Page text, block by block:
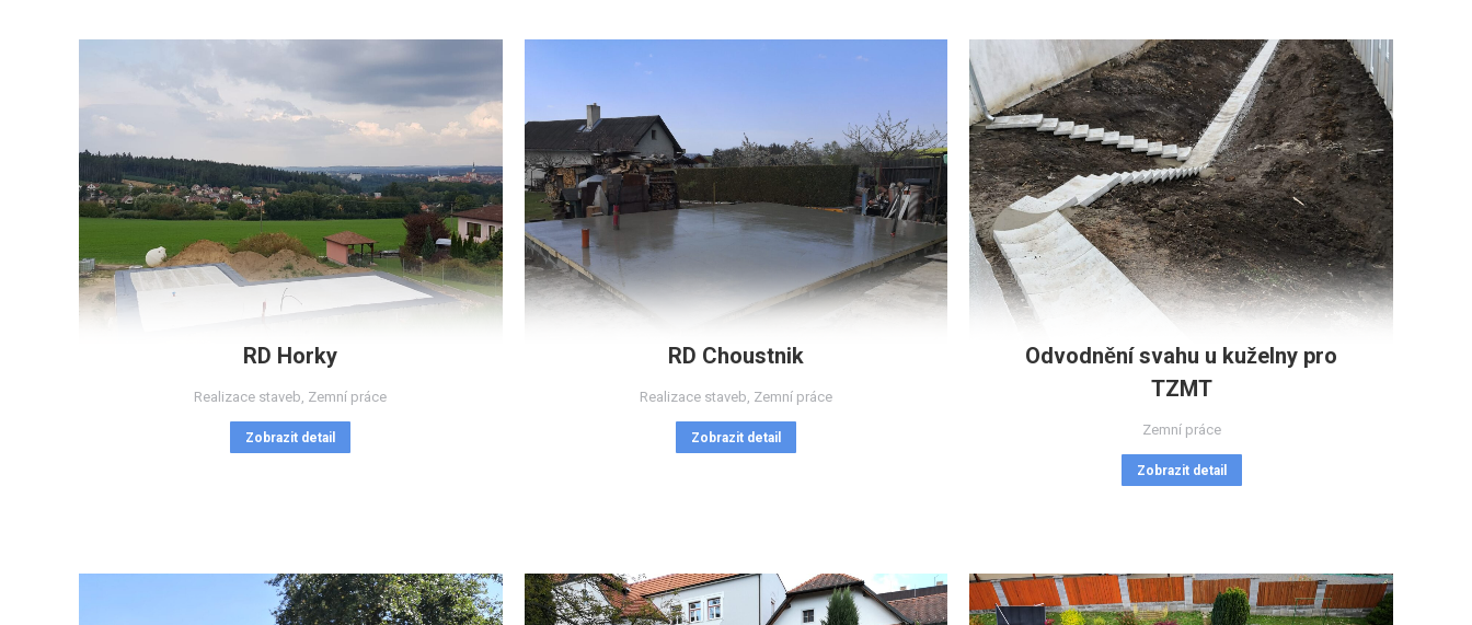
RD Horky
Realizace staveb, Zemní práce
Zobrazit detail
RD Choustnik
Realizace staveb, Zemní práce
Zobrazit detail
Odvodnění svahu u kuželny pro
TZMT
Zemní práce
Zobrazit detail